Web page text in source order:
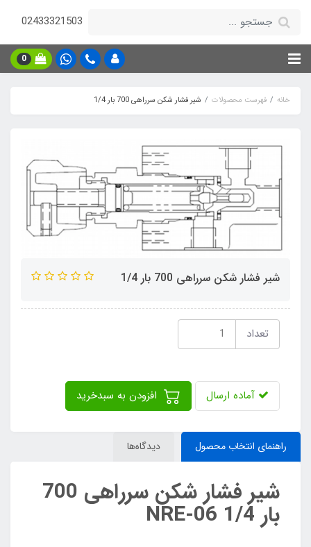
02433321503
0
خانه فهرست محصولات شیر فشار شکن سرراهی 700 بار 1/4
شیر فشار شکن سرراهی 700 بار 1/4
تعداد
آماده ارسال
راهنمای انتخاب محصول دیدگاه‌ها
شیر فشار شکن سرراهی 700
بار 1/4 NRE-06